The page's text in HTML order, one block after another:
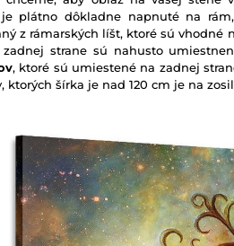
je plátno dôkladne napnuté na
z rámarských líšt, ktoré sú vhodné
strane sú nahusto
, ktoré sú umiestené na zadnej
ktorých šírka je nad 120 cm je na